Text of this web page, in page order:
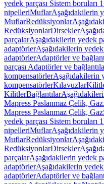
yedek parçası Sistem boruları
nipelleriMuflarAşağıdakilerin
MuflarRedüksiyonlar
RedüksiyonlarDirsekler
parçalarAşağıdakilerin yedek
adaptörlerAşağıdakilerin yedek
adaptörlerAdaptörler ve
parçası Adaptörler ve
kompensatörlerAşağıdakilerin
kompensatörlerKılavuzlar
KilitlerBağlantılar
Mapress Paslanmaz Çelik, Gaz
Mapress Paslanmaz Çelik, Gaz
yedek parçası Sistem boruları
nipelleriMuflarAşağıdakilerin
MuflarRedüksiyonlar
RedüksiyonlarDirsekler
parçalarAşağıdakilerin yedek
adaptörlerAşağıdakilerin yedek
adaptörlerAdaptörler ve